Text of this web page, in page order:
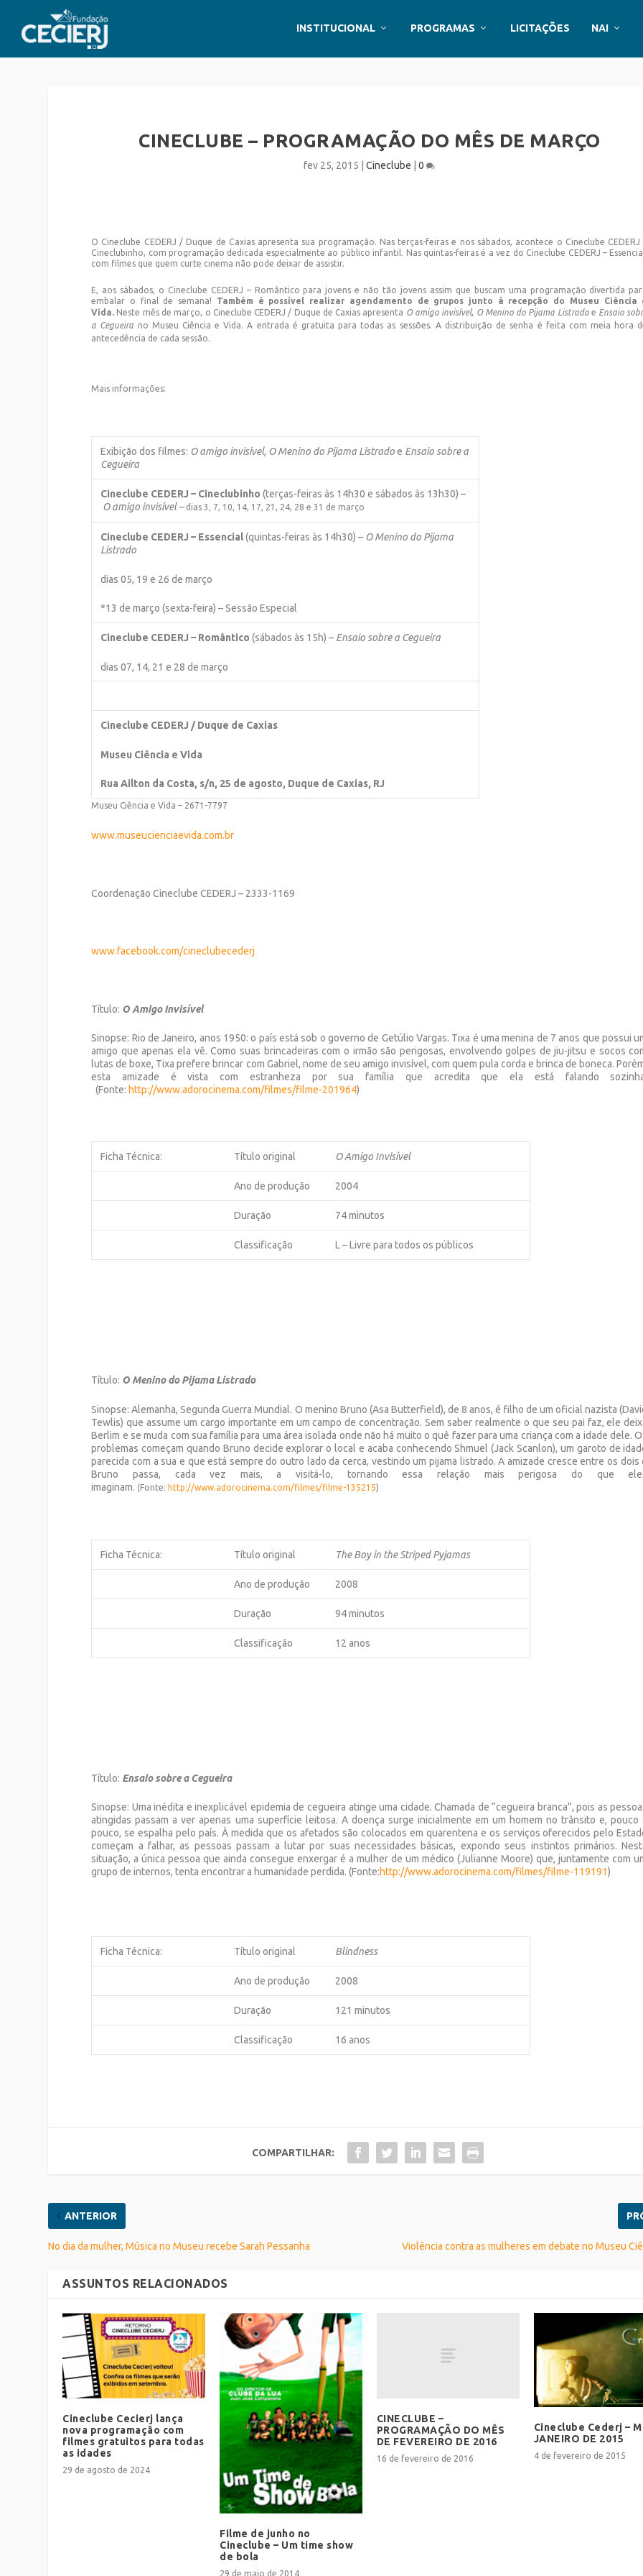
INSTITUCIONAL PROGRAMAS LICITAÇÕES NAI
CINECLUBE – PROGRAMAÇÃO DO MÊS DE MARÇO
fev 25, 2015 |Cineclube |0
O Cineclube CEDERJ / Duque de Caxias apresenta sua programação. Nas terças-feiras e nos sábados, acontece o Cineclube CEDERJ
Cineclubinho, com programação dedicada especialmente ao público infantil. Nas quintas-feiras é a vez do Cineclube CEDERJ –
com filmes que quem curte cinema não pode deixar de assistir.
E, aos sábados, o Cineclube CEDERJ – Romântico para jovens e não tão jovens assim que buscam uma programação divertida
embalar o final de semana! Também é possível realizar agendamento de grupos junto à recepção do Museu Ciência
Vida. Neste mês de março, o Cineclube CEDERJ / Duque de Caxias apresenta O amigo invisível, O Menino do Pijama Listrado e Ensaio
a Cegueira no Museu Ciência e Vida.A entrada é gratuita para todas as sessões. A distribuição de senha é feita com meia hora
antecedência de cada sessão.
Mais informações:
Exibição dos filmes: O amigo invisível, O Menino do Pijama Listradoe Ensaio sobre a
Cegueira
Cineclube CEDERJ – Cineclubinho (terças-feiras às 14h30 e sábados às 13h30) –
O amigo invisível – dias 3, 7, 10, 14, 17, 21, 24, 28 e 31 de março
Cineclube CEDERJ – Essencial(quintas-feiras às 14h30) – O Menino do Pijama
Listrado
dias 05, 19 e 26 de março
*13 de março (sexta-feira) – Sessão Especial
Cineclube CEDERJ – Romântico (sábados às 15h) – Ensaio sobre a Cegueira
dias 07, 14, 21 e 28 de março
Cineclube CEDERJ / Duque de Caxias
Museu Ciência e Vida
Rua Ailton da Costa, s/n, 25 de agosto, Duque de Caxias, RJ
Museu Ciência e Vida – 2671-7797
www.museucienciaevida.com.br
Coordenação Cineclube CEDERJ – 2333-1169
www.facebook.com/cineclubecederj
Título: O Amigo Invisível
Sinopse: Rio de Janeiro, anos 1950: o país está sob o governo de Getúlio Vargas. Tixa é uma menina de 7 anos que possui
amigo que apenas ela vê. Como suas brincadeiras com o irmão são perigosas, envolvendo golpes de jiu-jitsu e socos
lutas de boxe, Tixa prefere brincar com Gabriel, nome de seu amigo invisível, com quem pula corda e brinca de boneca.
esta amizade é vista com estranheza por sua família que acredita que ela está falando
(Fonte: http://www.adorocinema.com/filmes/filme-201964)
Ficha Técnica: Título original O Amigo Invisível
Ano de produção 2004
Duração 74 minutos
Classificação L – Livre para todos os públicos
Título: O Menino do Pijama Listrado
Sinopse: Alemanha, Segunda Guerra Mundial. O menino Bruno (Asa Butterfield), de 8 anos, é filho de um oficial nazista
Tewlis) que assume um cargo importante em um campo de concentração. Sem saber realmente o que seu pai faz, ele
Berlim e se muda com sua família para uma área isolada onde não há muito o quê fazer para uma criança com a idade dele.
problemas começam quando Bruno decide explorar o local e acaba conhecendo Shmuel (Jack Scanlon), um garoto de
parecida com a sua e que está sempre do outro lado da cerca, vestindo um pijama listrado. A amizade cresce entre os dois
Bruno passa, cada vez mais, a visitá-lo, tornando essa relação mais perigosa do que
imaginam. (Fonte: http://www.adorocinema.com/filmes/filme-135215)
Ficha Técnica: Título original The Boy in the Striped Pyjamas
Ano de produção 2008
Duração 94 minutos
Classificação 12 anos
Título: Ensaio sobre a Cegueira
Sinopse: Uma inédita e inexplicável epidemia de cegueira atinge uma cidade. Chamada de “cegueira branca”, pois as
atingidas passam a ver apenas uma superfície leitosa. A doença surge inicialmente em um homem no trânsito e, pouco
pouco, se espalha pelo país. À medida que os afetados são colocados em quarentena e os serviços oferecidos pelo
começam a falhar, as pessoas passam a lutar por suas necessidades básicas, expondo seus instintos primários.
situação, a única pessoa que ainda consegue enxergar é a mulher de um médico (Julianne Moore) que, juntamente com
grupo de internos, tenta encontrar a humanidade perdida. (Fonte:http://www.adorocinema.com/filmes/filme-119191)
Ficha Técnica: Título original Blindness
Ano de produção 2008
Duração 121 minutos
Classificação 16 anos
COMPARTILHAR:
ANTERIOR
No dia da mulher, Música no Museu recebe Sarah Pessanha Violência contra as mulheres em debate no Museu
ASSUNTOS RELACIONADOS
Cineclube Cecierj lança
nova programação com
filmes gratuitos para todas
as idades
29 de agosto de 2024
Filme de junho no
Cineclube – Um time show
de bola
29 de maio de 2014
CINECLUBE –
PROGRAMAÇÃO DO MÊS
DE FEVEREIRO DE 2016
16 de fevereiro de 2016
Cineclube Cederj –
JANEIRO DE 2015
4 de fevereiro de 2015